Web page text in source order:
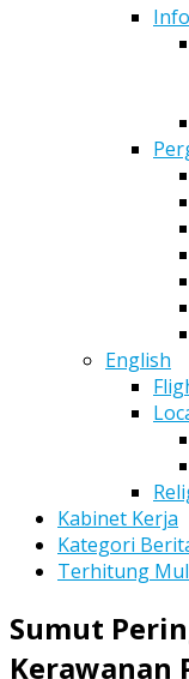
English
Kabinet Kerja
Kategori
Terhitung
Sumut
Kerawanan